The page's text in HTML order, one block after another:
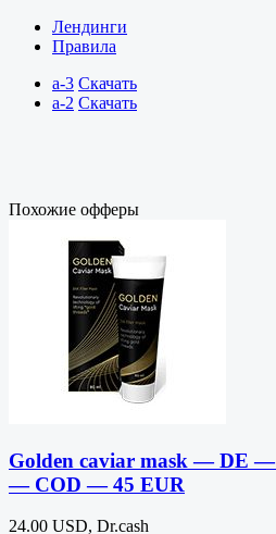
Лендинги
Правила
a-3 Скачать
a-2 Скачать
Похожие офферы
Golden caviar mask — DE —
— COD — 45 EUR
24.00 USD, Dr.cash